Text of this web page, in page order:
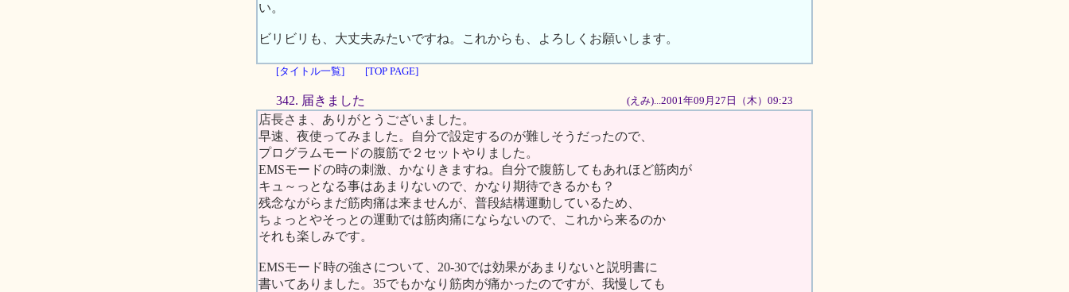
い。
ビリビリも、大丈夫みたいですね。これからも、よろしくお願いします。
[タイトル一覧] [TOP PAGE]
342. 届きました (えみ)...2001年09月27日（木）09:23
店長さま、ありがとうございました。
早速、夜使ってみました。自分で設定するのが難しそうだったので、
プログラムモードの腹筋で２セットやりました。
EMSモードの時の刺激、かなりきますね。自分で腹筋してもあれほど筋肉が
キュ～っとなる事はあまりないので、かなり期待できるかも？
残念ながらまだ筋肉痛は来ませんが、普段結構運動しているため、
ちょっとやそっとの運動では筋肉痛にならないので、これから来るのか
それも楽しみです。
EMSモード時の強さについて、20-30では効果があまりないと説明書に
書いてありました。35でもかなり筋肉が痛かったのですが、我慢しても